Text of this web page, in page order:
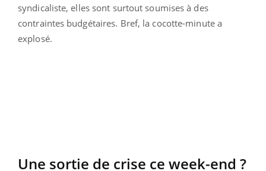
syndicaliste, elles sont surtout soumises à des
contraintes budgétaires. Bref, la cocotte-minute a
explosé.
Une sortie de crise ce week-end ?